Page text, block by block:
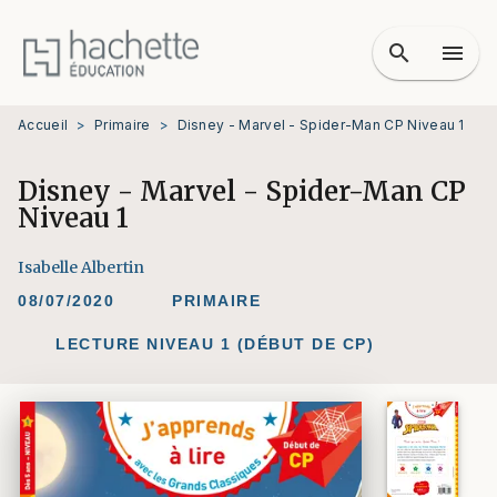
MENU RECHERCHE
PIED DE PAGE
search menu
Accueil > Primaire > Disney - Marvel - Spider-Man CP Niveau 1
Disney - Marvel - Spider-Man CP
Niveau 1
Isabelle Albertin
08/07/2020 PRIMAIRE
LECTURE NIVEAU 1 (DÉBUT DE CP)